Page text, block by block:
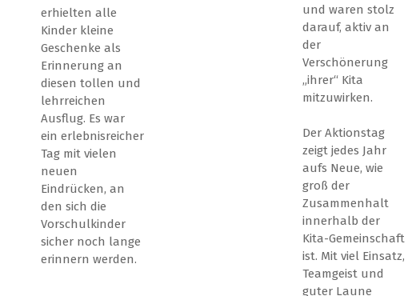
erhielten alle
Kinder kleine
Geschenke als
Erinnerung an
diesen tollen und
lehrreichen
Ausflug. Es war
ein erlebnisreicher
Tag mit vielen
neuen
Eindrücken, an
den sich die
Vorschulkinder
sicher noch lange
erinnern werden.
und waren stolz
darauf, aktiv an
der
Verschönerung
„ihrer“ Kita
mitzuwirken.
Der Aktionstag
zeigt jedes Jahr
aufs Neue, wie
groß der
Zusammenhalt
innerhalb der
Kita-Gemeinschaft
ist. Mit viel Einsatz,
Teamgeist und
guter Laune